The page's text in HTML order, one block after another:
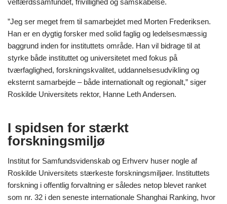
”Jeg ser meget frem til samarbejdet med Morten Frederiksen.
Han er en dygtig forsker med solid faglig og ledelsesmæssig
baggrund inden for instituttets område. Han vil bidrage til at
styrke både instituttet og universitetet med fokus på
tværfaglighed, forskningskvalitet, uddannelsesudvikling og
eksternt samarbejde – både internationalt og regionalt,” siger
Roskilde Universitets rektor, Hanne Leth Andersen.
I spidsen for stærkt
forskningsmiljø
Institut for Samfundsvidenskab og Erhverv huser nogle af
Roskilde Universitets stærkeste forskningsmiljøer. Instituttets
forskning i offentlig forvaltning er således netop blevet ranket
som nr. 32 i den seneste internationale Shanghai Ranking, hvor